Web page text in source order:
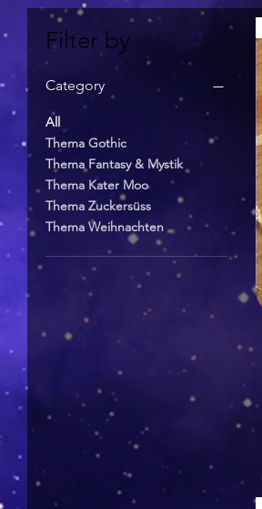
Filter by
Category
All
Thema Gothic
Thema Fantasy & Mystik
Thema Kater Moo
Thema Zuckersüss
Thema Weihnachten